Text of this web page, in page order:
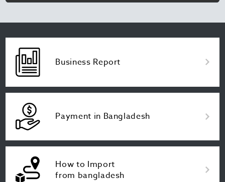
Business Report
Payment in Bangladesh
How to Import
from bangladesh